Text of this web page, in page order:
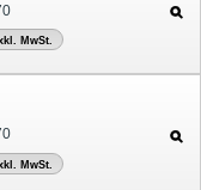
MwSt.
MwSt.